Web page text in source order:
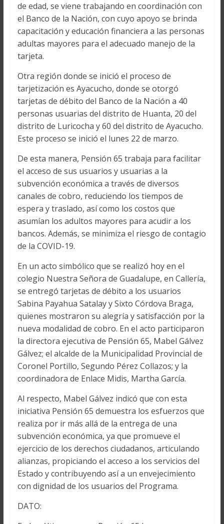
de edad, se viene trabajando en coordinación con
el Banco de la Nación, con cuyo apoyo se brinda
capacitación y educación financiera a las personas
adultas mayores para el adecuado manejo de la
tarjeta.
Otra región donde se inició el proceso de
tarjetización es Ayacucho, donde se otorgó
tarjetas de débito del Banco de la Nación a 40
personas usuarias del distrito de Huanta, 20 del
distrito de Luricocha y 60 del distrito de Ayacucho.
Este proceso se inició el lunes 22 de marzo.
De esta manera, Pensión 65 trabaja para facilitar
el acceso de sus usuarios y usuarias a la
subvención económica a través de diversos
canales de cobro, reduciendo los tiempos de
espera y traslado, así como los costos que
asumían los adultos mayores para acudir a los
bancos. Además, se minimiza el riesgo de contagio
de la COVID-19.
En un acto simbólico que se realizó hoy en el
colegio Nuestra Señora de Guadalupe, en Callería,
se entregó tarjetas de débito a los usuarios
Sabina Payahua Satalay y Sixto Córdova Braga,
quienes mostraron su alegría y satisfacción por la
nueva modalidad de cobro. En el acto participaron
la directora ejecutiva de Pensión 65, Mabel Gálvez
Gálvez; el alcalde de la Municipalidad Provincial de
Coronel Portillo, Segundo Pérez Collazos; y la
coordinadora de Enlace Midis, Martha García.
Al respecto, Mabel Gálvez indicó que con esta
iniciativa Pensión 65 demuestra los esfuerzos que
realiza por ir más allá de la entrega de una
subvención económica, ya que promueve el
ejercicio de los derechos ciudadanos, articulando
alianzas, propiciando el acceso a los servicios del
Estado y contribuyendo así a un envejecimiento
con dignidad de los usuarios del Programa.
DATO: